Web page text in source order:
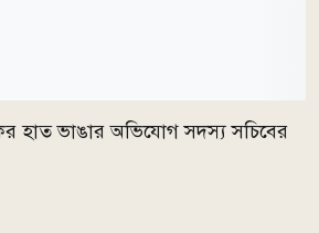
হাত ভাঙার অভিযোগ সদস্য সচিবের